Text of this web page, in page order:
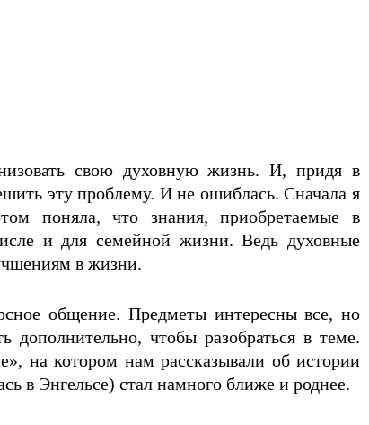
свою духовную жизнь. И, придя в
эту проблему. И не ошиблась. Сначала я
поняла, что знания, приобретаемые в
и для семейной жизни. Ведь духовные
в жизни.
общение. Предметы интересны все, но
чтобы разобраться в теме.
на котором нам рассказывали об истории
в Энгельсе) стал намного ближе и роднее.